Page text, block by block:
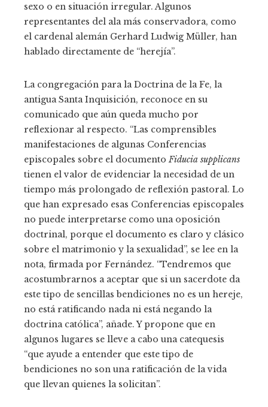
sexo o en situación irregular. Algunos
representantes del ala más conservadora, como
el cardenal alemán Gerhard Ludwig Müller, han
hablado directamente de “herejía”.
La congregación para la Doctrina de la Fe, la
antigua Santa Inquisición, reconoce en su
comunicado que aún queda mucho por
reflexionar al respecto. “Las comprensibles
manifestaciones de algunas Conferencias
episcopales sobre el documento Fiducia supplicans
tienen el valor de evidenciar la necesidad de un
tiempo más prolongado de reflexión pastoral. Lo
que han expresado esas Conferencias episcopales
no puede interpretarse como una oposición
doctrinal, porque el documento es claro y clásico
sobre el matrimonio y la sexualidad”, se lee en la
nota, firmada por Fernández. “Tendremos que
acostumbrarnos a aceptar que si un sacerdote da
este tipo de sencillas bendiciones no es un hereje,
no está ratificando nada ni está negando la
doctrina católica”, añade. Y propone que en
algunos lugares se lleve a cabo una catequesis
“que ayude a entender que este tipo de
bendiciones no son una ratificación de la vida
que llevan quienes la solicitan”.